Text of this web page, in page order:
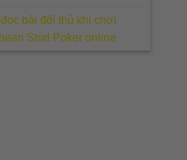
bài đối thủ khi chơi
Stud Poker online